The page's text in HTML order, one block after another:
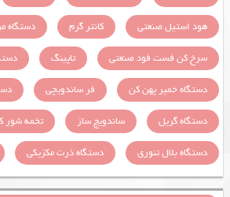
هود استیل صنعتی
کانتر گرم
دستگاه
سرخ کن فست فود صنعتی
تاپینگ
دستگاه خمیر پهن کن
فر ساندویچی
دستگاه گریل
ساندویچ ساز تخمه شور
دستگاه بلال تنوری
دستگاه ذرت مکزیکی